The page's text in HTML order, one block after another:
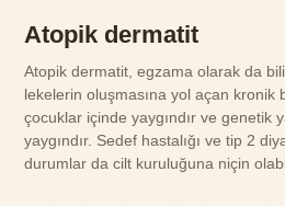
Atopik dermatit
Atopik dermatit, egzama olarak da
lekelerin oluşmasına yol açan kronik
çocuklar içinde yaygındır ve genetik
yaygındır. Sedef hastalığı ve tip 2
durumlar da cilt kuruluğuna niçin